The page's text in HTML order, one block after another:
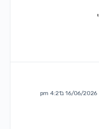
16/06/2026 ב4:21 pm